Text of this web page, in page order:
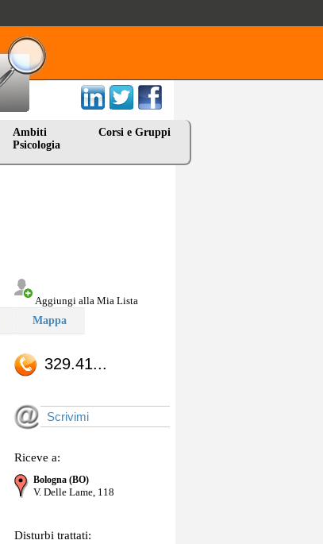
Ambiti
Psicologia
Corsi e Gruppi
Aggiungi alla Mia Lista
Mappa
329.41...
Scrivimi
Riceve a:
Bologna (BO)
V. Delle Lame, 118
Disturbi trattati: